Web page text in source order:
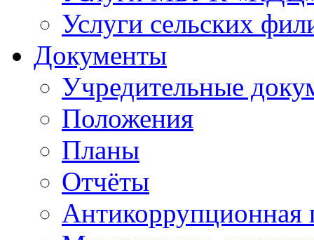
Услуги сельских
Документы
Учредительные
Положения
Планы
Отчёты
Антикоррупционная